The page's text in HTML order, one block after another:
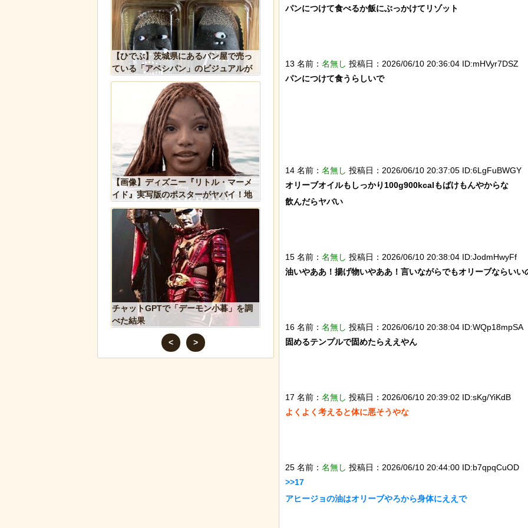
パンにつけて食べるか飯にぶっかけてリゾット
13 名前： 名無し 投稿日：2026/06/10 20:36:04 ID:mHVyr7DSZ
パンにつけて食うらしいで
14 名前： 名無し 投稿日：2026/06/10 20:37:05 ID:6LgFuBWGY
オリーブオイルもしっかり100g900kcalもばけもんやからな
飲んだらヤバい
15 名前： 名無し 投稿日：2026/06/10 20:38:04 ID:JodmHwyFf
油いやああ！揚げ物いやああ！言いながらでもオリーブならい
16 名前： 名無し 投稿日：2026/06/10 20:38:04 ID:WQp18mpSA
固めるテンプルで固めたらええやん
17 名前： 名無し 投稿日：2026/06/10 20:39:02 ID:sKg/YiKdB
よくよく考えると体に悪そうやな
25 名前： 名無し 投稿日：2026/06/10 20:44:00 ID:b7qpqCuOD
>>17
アヒージョの油はオリーブやろから身体にええで
【ひでぶ】茨城県にあるパン屋で売っ
ている「アベシパン」のビジュアルが
悪夢すぎるｗｗｗｗｗ
【画像】ディズニー『リトル・マーメ
イド』実写版のポスターがヤバイ！地
獄の黙示録みたい
チャットGPTで「デーモン小暮」を調
べた結果
パイプ爆弾と判明
【動画】大阪人、だんじりにぶっ潰さ
撃退できる？ あまりに
後ろ片足を失った象、
< >